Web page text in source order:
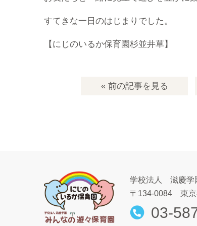
すてきな一日のはじまりでした。
【にじのいるか保育園杉並井草】
« 前の記事を見る
学校法人 滋慶
〒134-0084 東
03-